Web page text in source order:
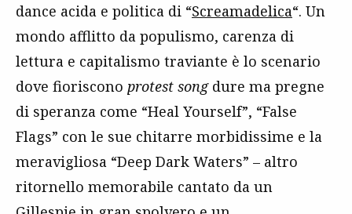
dance acida e politica di “Screamadelica“. Un
mondo afflitto da populismo, carenza di
lettura e capitalismo traviante è lo scenario
dove fioriscono protest songdure ma pregne
di speranza come “Heal Yourself”, “False
Flags” con le sue chitarre morbidissime e la
meravigliosa “Deep Dark Waters” – altro
ritornello memorabile cantato da un